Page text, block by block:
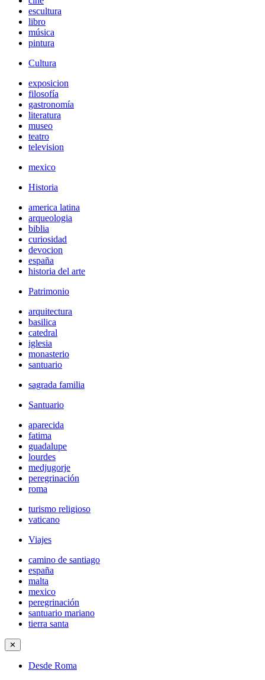
escultura
libro
música
pintura
Cultura
exposicion
filosofía
gastronomía
literatura
museo
teatro
television
mexico
Historia
america latina
arqueologia
biblia
curiosidad
devocion
españa
historia del arte
Patrimonio
arquitectura
basilica
catedral
iglesia
monasterio
santuario
sagrada familia
Santuario
aparecida
fatima
guadalupe
lourdes
medjugorje
peregrinación
roma
turismo religioso
vaticano
Viajes
camino de santiago
españa
malta
mexico
peregrinación
santuario mariano
tierra santa
✕
Desde Roma